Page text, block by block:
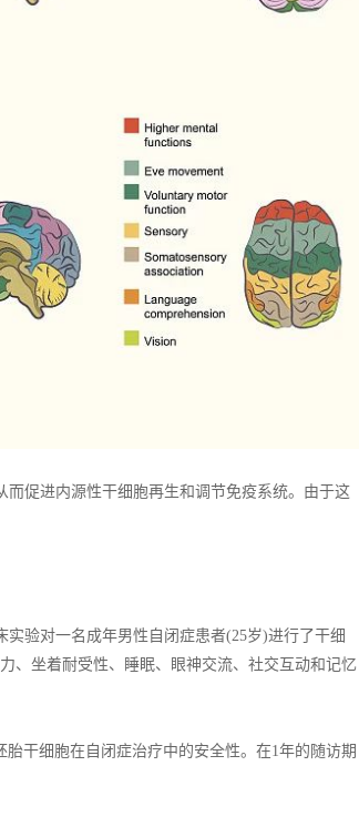
促进内源性干细胞再生和调节免疫系统。由于这
验对一名成年男性自闭症患者(25岁)进行了干细
、坐着耐受性、睡眠、眼神交流、社交互动和记忆
干细胞在自闭症治疗中的安全性。在1年的随访期